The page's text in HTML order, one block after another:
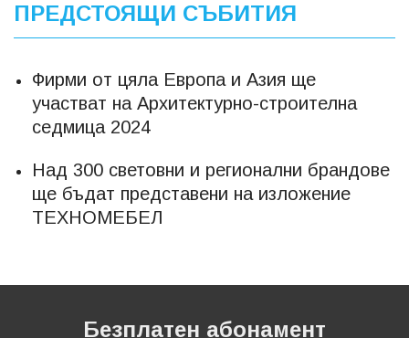
ПРЕДСТОЯЩИ СЪБИТИЯ
Фирми от цяла Европа и Азия ще
участват на Архитектурно-строителна
седмица 2024
Над 300 световни и регионални брандове
ще бъдат представени на изложение
ТЕХНОМЕБЕЛ
Безплатен абонамент